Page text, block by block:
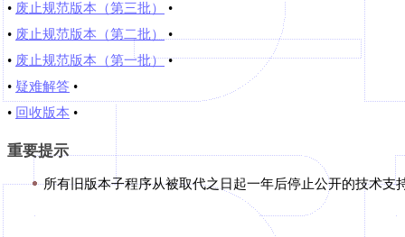
• 废止规范版本（第三批）
•
• 废止规范版本（第二批）
•
• 废止规范版本（第一批）•
• 疑难解答 •
• 回收版本 •
重要提示
所有旧版本子程序从被取代之日起一年后停止公开的技术支